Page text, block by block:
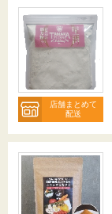
店舗まとめて
配送